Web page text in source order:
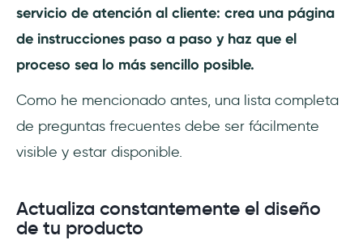
servicio de atención al cliente: crea una página
de instrucciones paso a paso y haz que el
proceso sea lo más sencillo posible.
Como he mencionado antes, una lista completa
de preguntas frecuentes debe ser fácilmente
visible y estar disponible.
Actualiza constantemente el diseño
de tu producto